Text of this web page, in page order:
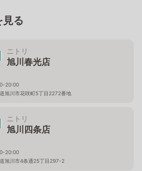
る
ニトリ
旭川春光店
20:00
旭川市花咲町5丁目2272番地
ニトリ
旭川四条店
20:00
旭川市4条通25丁目297-2